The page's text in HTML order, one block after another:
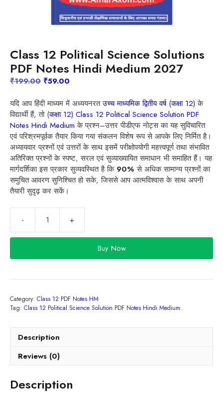
Class 12 Political Science Solutions
PDF Notes Hindi Medium 2027
₹199.00 Original
was:
₹199.00.
₹59.00
is:
₹59.00.
यदि आप हिंदी माध्यम में अध्ययनरत उच्च माध्यमिक द्वितीय वर्ष(कक्षा12) के
विद्यार्थी हैं,तो(कक्षा12) Class 12 Political Science Solution PDF
Notes Hindi Mediumके प्रश्न–उत्तर पीडीएफ नोट्स का यह सुविचारित
एवं परिश्रमपूर्वक तैयार किया गया संकलन विशेष रूप से आपके लिए निर्मित है।
अध्यायवार प्रश्नों एवं उत्तरों के साथ इसमें परीक्षोपयोगी महत्त्वपूर्ण तथा संभावित
अतिरिक्त प्रश्नों के स्पष्ट,सरल एवं सुव्याख्यायित समाधान भी समाहित हैं। यह
मार्गदर्शिका इस प्रकार सुव्यवस्थित है कि 90% से अधिक सामान्य प्रश्नों का
समुचित आवरण सुनिश्चित हो सके,जिससे आप आत्मविश्वास के साथ अपनी
तैयारी सुदृढ़ कर सकें।
12
Political
Science
PDF
Hindi
Medium
Buy Now
Category: Class 12 PDF Notes HM
Tag: Class 12 Political Science Solution PDF Notes Hindi Medium
Description
Reviews (0)
Description